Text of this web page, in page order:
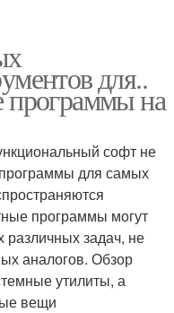
для..
на
софт не
для самых
программы могут
задач, не
аналогов. Обзор
утилиты, а
вещи